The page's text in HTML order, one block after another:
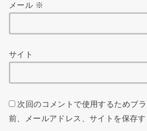
メール ※
サイト
次回のコメントで使用するためブ
前、メールアドレス、サイトを保存す